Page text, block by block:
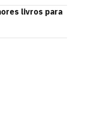
livros para